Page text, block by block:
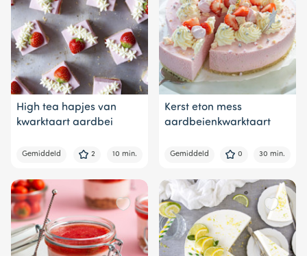
High tea hapjes van
kwarktaart aardbei
Gemiddeld 2 10 min.
Kerst eton mess
aardbeienkwarktaart
Gemiddeld 0 30 min.